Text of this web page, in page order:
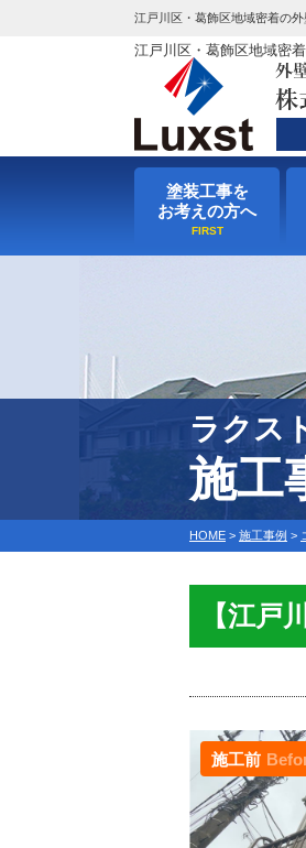
江戸川区・葛飾区地域密着の
江戸川区・葛飾区地域密
塗装工事を
お考えの方へ
ラクス
施工
HOME > 施工事例 >
【江戸
施工前